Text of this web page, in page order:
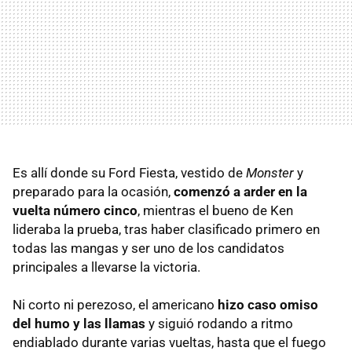
Es allí donde su Ford Fiesta, vestido de Monster y
preparado para la ocasión, comenzó a arder en la
vuelta número cinco, mientras el bueno de Ken
lideraba la prueba, tras haber clasificado primero en
todas las mangas y ser uno de los candidatos
principales a llevarse la victoria.
Ni corto ni perezoso, el americano hizo caso omiso
del humo y las llamas y siguió rodando a ritmo
endiablado durante varias vueltas, hasta que el fuego